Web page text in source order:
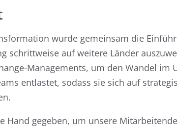
wurde gemeinsam die
schrittweise auf weitere Länder
Managements, um den Wandel
entlastet, sodass sie sich auf
Hand gegeben, um unsere